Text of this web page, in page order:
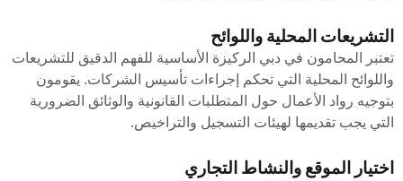
التشريعات المحلية واللوائح
تعتبر المحامون في دبي الركيزة الأساسية للفهم الدقيق للتشريعات
واللوائح المحلية التي تحكم إجراءات تأسيس الشركات. يقومون
بتوجيه رواد الأعمال حول المتطلبات القانونية والوثائق الضرورية
التي يجب تقديمها لهيئات التسجيل والتراخيص.
اختيار الموقع والنشاط التجاري